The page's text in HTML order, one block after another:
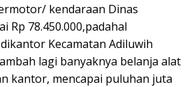
kendaraan Dinas
Rp 78.450.000,padahal
Kecamatan Adiluwih
lagi banyaknya belanja alat
kantor, mencapai puluhan juta